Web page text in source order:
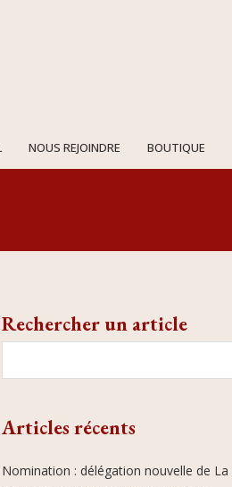
NOUS REJOINDRE BOUTIQUE
Rechercher un article
Articles récents
Nomination : délégation nouvelle de La